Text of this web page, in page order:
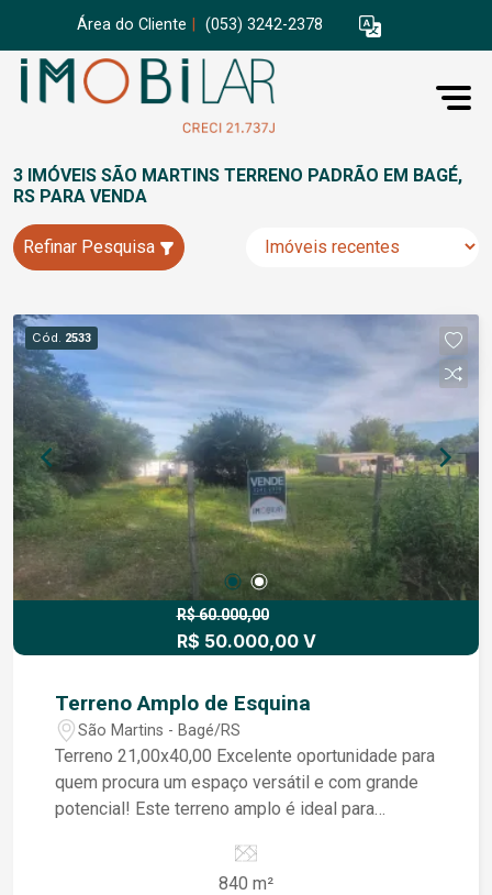
Área do Cliente (053) 3242-2378
3 IMÓVEIS SÃO MARTINS TERRENO PADRÃO EM BAGÉ,
RS PARA VENDA
Refinar Pesquisa
Cód. 2533
R$ 60.000,00
R$ 50.000,00 V
Terreno Amplo de Esquina
São Martins - Bagé/RS
Terreno 21,00x40,00 Excelente oportunidade para
quem procura um espaço versátil e com grande
potencial! Este terreno amplo é ideal para
840 m²